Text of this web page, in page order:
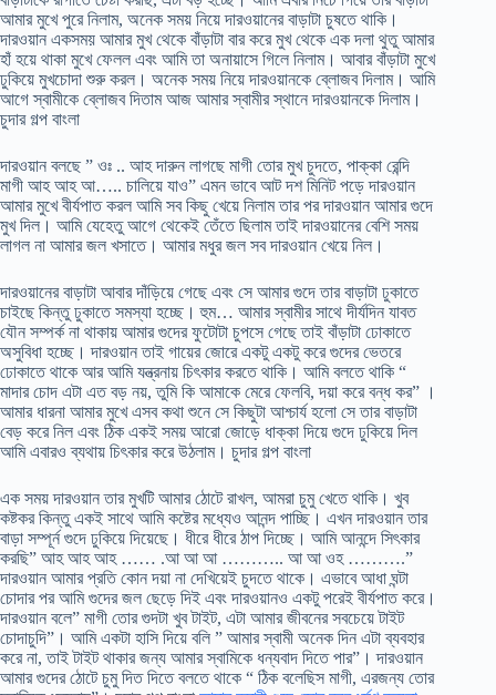
আমার মুখে পুরে নিলাম, অনেক সময় নিয়ে দারওয়ানের বাড়াটা চুষতে থাকি।
দারওয়ান একসময় আমার মুখ থেকে বাঁড়াটা বার করে মুখ থেকে এক দলা থুতু আমার
হাঁ হয়ে থাকা মুখে ফেলল এবং আমি তা অনায়াসে গিলে নিলাম। আবার বাঁড়াটা মুখে
ঢুকিয়ে মুখচোদা শুরু করল। অনেক সময় নিয়ে দারওয়ানকে ব্লোজব দিলাম। আমি
আগে স্বামীকে ব্লোজব দিতাম আজ আমার স্বামীর স্থানে দারওয়ানকে দিলাম।
চুদার গল্প বাংলা
দারওয়ান বলছে ” ওঃ .. আহ দারুন লাগছে মাগী তোর মুখ চুদতে, পাক্কা রেন্দি
মাগী আহ আহ আ….. চালিয়ে যাও” এমন ভাবে আট দশ মিনিট পড়ে দারওয়ান
আমার মুখে বীর্যপাত করল আমি সব কিছু খেয়ে নিলাম তার পর দারওয়ান আমার গুদে
মুখ দিল। আমি যেহেতু আগে থেকেই তেঁতে ছিলাম তাই দারওয়ানের বেশি সময়
লাগল না আমার জল খসাতে। আমার মধুর জল সব দারওয়ান খেয়ে নিল।
দারওয়ানের বাড়াটা আবার দাঁড়িয়ে গেছে এবং সে আমার গুদে তার বাড়াটা ঢুকাতে
চাইছে কিন্তু ঢুকাতে সমস্যা হচ্ছে। হুম… আমার স্বামীর সাথে দীর্যদিন যাবত
যৌন সম্পর্ক না থাকায় আমার গুদের ফুটোটা চুপসে গেছে তাই বাঁড়াটা ঢোকাতে
অসুবিধা হচ্ছে। দারওয়ান তাই গায়ের জোরে একটু একটু করে গুদের ভেতরে
ঢোকাতে থাকে আর আমি যন্ত্রনায় চিৎকার করতে থাকি। আমি বলতে থাকি “
মাদার চোদ এটা এত বড় নয়, তুমি কি আমাকে মেরে ফেলবি, দয়া করে বন্ধ কর” ।
আমার ধারনা আমার মুখে এসব কথা শুনে সে কিছুটা আশ্চার্য হলো সে তার বাড়াটা
বেড় করে নিল এবং ঠিক একই সময় আরো জোড়ে ধাক্কা দিয়ে গুদে ঢুকিয়ে দিল
আমি এবারও ব্যথায় চিৎকার করে উঠলাম। চুদার গল্প বাংলা
এক সময় দারওয়ান তার মুখটি আমার ঠোটে রাখল, আমরা চুমু খেতে থাকি। খুব
কষ্টকর কিন্তু একই সাথে আমি কষ্টের মধ্যেও আনন্দ পাচ্ছি। এখন দারওয়ান তার
বাড়া সম্পূর্ন গুদে ঢুকিয়ে দিয়েছে। ধীরে ধীরে ঠাপ দিচ্ছে। আমি আনন্দে সিৎকার
করছি” আহ আহ আহ …… .আ আ আ ……….. আ আ ওহ ……….”
দারওয়ান আমার প্রতি কোন দয়া না দেখিয়েই চুদতে থাকে। এভাবে আধা ঘন্টা
চোদার পর আমি গুদের জল ছেড়ে দিই এবং দারওয়ানও একটু পরেই বীর্যপাত করে।
দারওয়ান বলে” মাগী তোর গুদটা খুব টাইট, এটা আমার জীবনের সবচেয়ে টাইট
চোদাচুদি”। আমি একটা হাসি দিয়ে বলি ” আমার স্বামী অনেক দিন এটা ব্যবহার
করে না, তাই টাইট থাকার জন্য আমার স্বামিকে ধন্যবাদ দিতে পার”। দারওয়ান
আমার গুদের ঠোটে চুমু দিত দিতে বলতে থাকে “ ঠিক বলেছিস মাগী, এরজন্য তোর